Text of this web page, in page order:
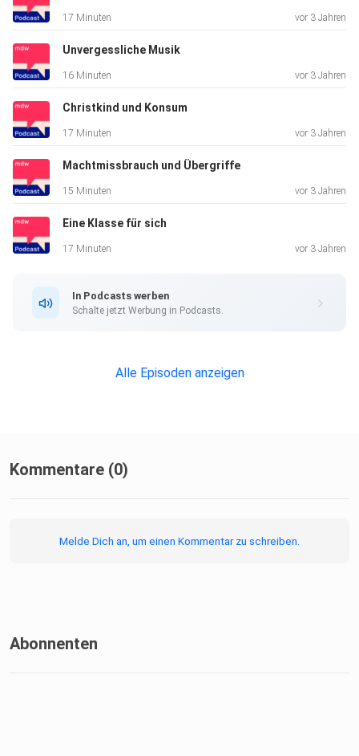
Auch an der mdw wird in diesem Feld geforscht. Doris
Ingrisch ist
Kontakt
mit Evelyn Torton Beck.
Eine Aufzeichnung der Verleihung ist in der mdwMediathek
17 Minuten vor 3 Jahren
Unvergessliche Musik
16 Minuten vor 3 Jahren
Christkind und Konsum
17 Minuten vor 3 Jahren
Machtmissbrauch und Übergriffe
15 Minuten vor 3 Jahren
Eine Klasse für sich
17 Minuten vor 3 Jahren
In Podcasts werben
Schalte jetzt Werbung in Podcasts.
Alle Episoden anzeigen
Kommentare (0)
Melde Dich an, um einen Kommentar zu schreiben.
Abonnenten